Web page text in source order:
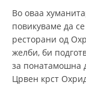
Во оваа
повикуваме да се
ресторани од
желби, би
за понатамошна
Црвен крст